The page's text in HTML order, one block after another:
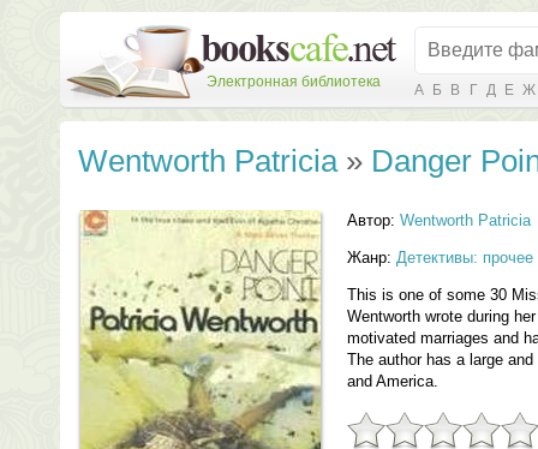
Электронная библиотека А Б В Г Д Е Ж
Wentworth Patricia» Danger
Автор: Wentworth Patricia
Жанр: Детективы: прочее
This is one of some 30
Wentworth wrote during
motivated marriages and
The author has a large
and America.